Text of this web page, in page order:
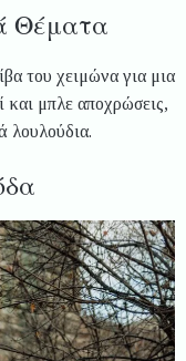
Θέματα
του χειμώνα για μια
και μπλε αποχρώσεις,
λουλούδια.